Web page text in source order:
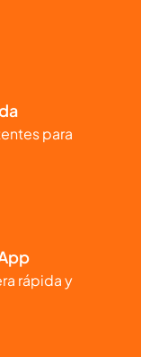
para
rápida y